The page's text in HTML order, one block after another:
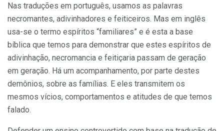
Nas traduções em português, usamos as palavras
necromantes, adivinhadores e feiticeiros. Mas em inglês
usa-se o termo espíritos “familiares” e é esta a base
bíblica que temos para demonstrar que estes espíritos de
adivinhação, necromancia e feitiçaria passam de geração
em geração. Há um acompanhamento, por parte destes
demônios, sobre as famílias. E eles transmitem os
mesmos vícios, comportamentos e atitudes de que temos
falado.